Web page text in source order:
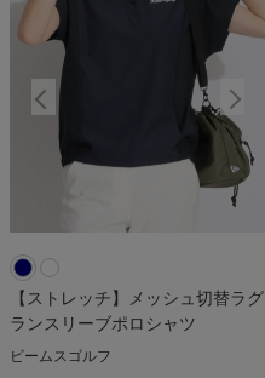
【ストレッチ】メッシュ切替ラグ
ランスリーブポロシャツ
ビームスゴルフ